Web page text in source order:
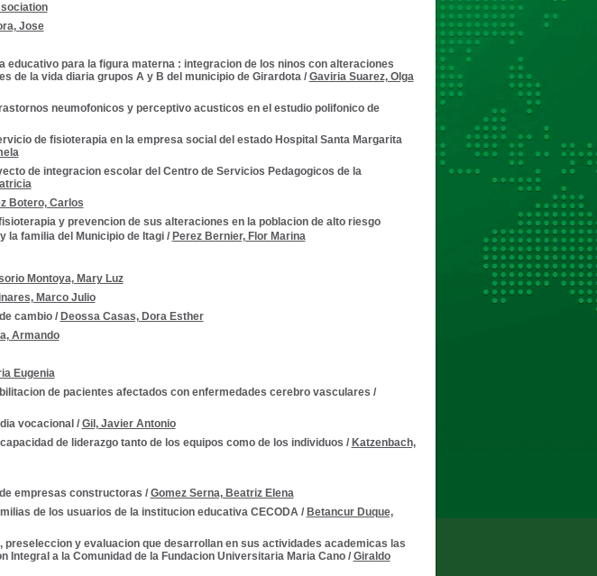
Jose
educativo para la figura materna : integracion de los ninos con alteraciones
de la vida diaria grupos A y B del municipio de Girardota/ Gaviria Suarez, Olga
neumofonicos y perceptivo acusticos en el estudio polifonico de
de fisioterapia en la empresa social del estado Hospital Santa Margarita
de integracion escolar del Centro de Servicios Pedagogicos de la
Botero, Carlos
y prevencion de sus alteraciones en la poblacion de alto riesgo
familia del Municipio de Itagi/ Perez Bernier, Flor Marina
Montoya, Mary Luz
Marco Julio
cambio/ Deossa Casas, Dora Esther
Armando
Eugenia
de pacientes afectados con enfermedades cerebro vasculares /
vocacional / Gil, Javier Antonio
de liderazgo tanto de los equipos como de los individuos / Katzenbach,
empresas constructoras / Gomez Serna, Beatriz Elena
de los usuarios de la institucion educativa CECODA/ Betancur Duque,
y evaluacion que desarrollan en sus actividades academicas las
Integral a la Comunidad de la Fundacion Universitaria Maria Cano/ Giraldo